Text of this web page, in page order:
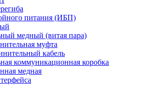
питания (ИБП)
медный (витая пара)
муфта
кабель
коммуникационная коробка
медная